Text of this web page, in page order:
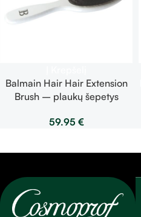
Balmain Hair Hair Extension
Brush – plaukų šepetys
59.95 €